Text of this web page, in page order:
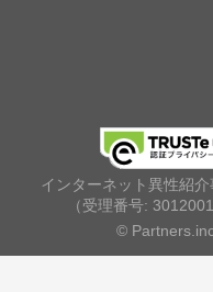
インターネット異性紹
（受理番号:
©